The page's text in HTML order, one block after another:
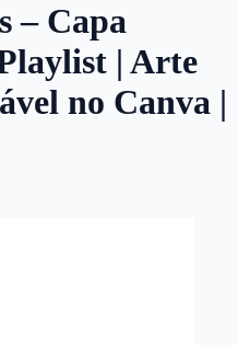
– Capa
| Arte
no Canva |